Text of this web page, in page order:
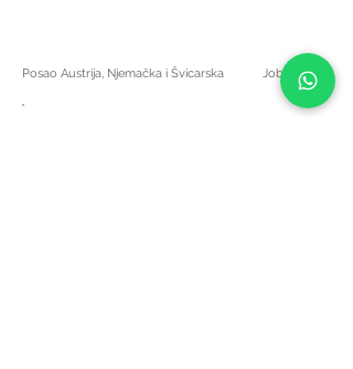
Posao Austrija, Njemačka i Švicarska Job Austria